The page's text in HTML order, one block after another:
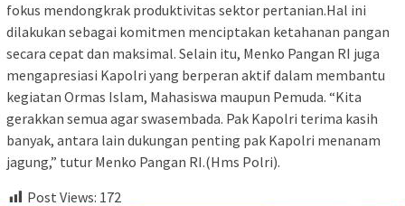
fokus mendongkrak produktivitas sektor pertanian.Hal ini
dilakukan sebagai komitmen menciptakan ketahanan pangan
secara cepat dan maksimal. Selain itu, Menko Pangan RI juga
mengapresiasi Kapolri yang berperan aktif dalam membantu
kegiatan Ormas Islam, Mahasiswa maupun Pemuda. “Kita
gerakkan semua agar swasembada. Pak Kapolri terima kasih
banyak, antara lain dukungan penting pak Kapolri menanam
jagung,” tutur Menko Pangan RI.(Hms Polri).
Post Views: 172